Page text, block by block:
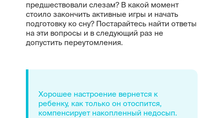
предшествовали слезам? В какой момент
стоило закончить активные игры и начать
подготовку ко сну? Постарайтесь найти ответы
на эти вопросы и в следующий раз не
допустить переутомления.
Хорошее настроение вернется к
ребенку, как только он отоспится,
компенсирует накопленный недосып.